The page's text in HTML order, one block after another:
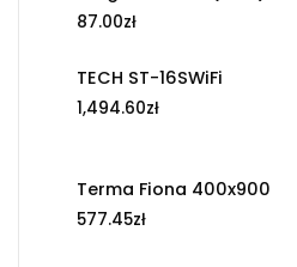
87.00zł
TECH ST-16SWiFi
1,494.60zł
Terma Fiona 400x900
577.45zł